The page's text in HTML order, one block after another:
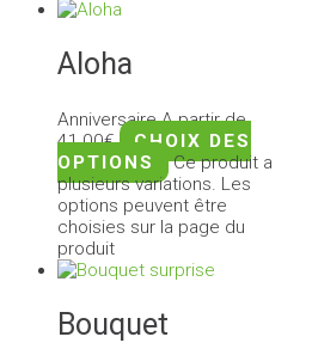
Aloha
AnniversaireA partir de
41,00€
CHOIX DES
OPTIONS
Ce produit a
plusieurs variations. Les
options peuvent être
choisies sur la page du
produit
Bouquet